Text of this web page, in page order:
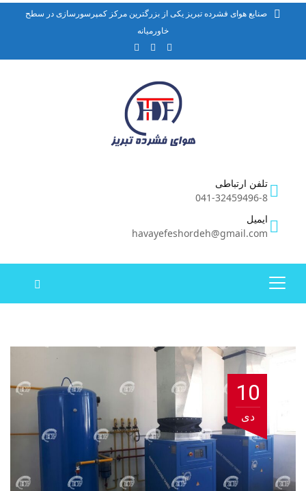
صنایع هوای فشرده تبریز یکی از بزرگترین مرکز کمپرسورسازی در سطح
خاورمیانه
تلفن ارتباطی
041-32459496-8
ایمیل
havayefeshordeh@gmail.com
10
دی